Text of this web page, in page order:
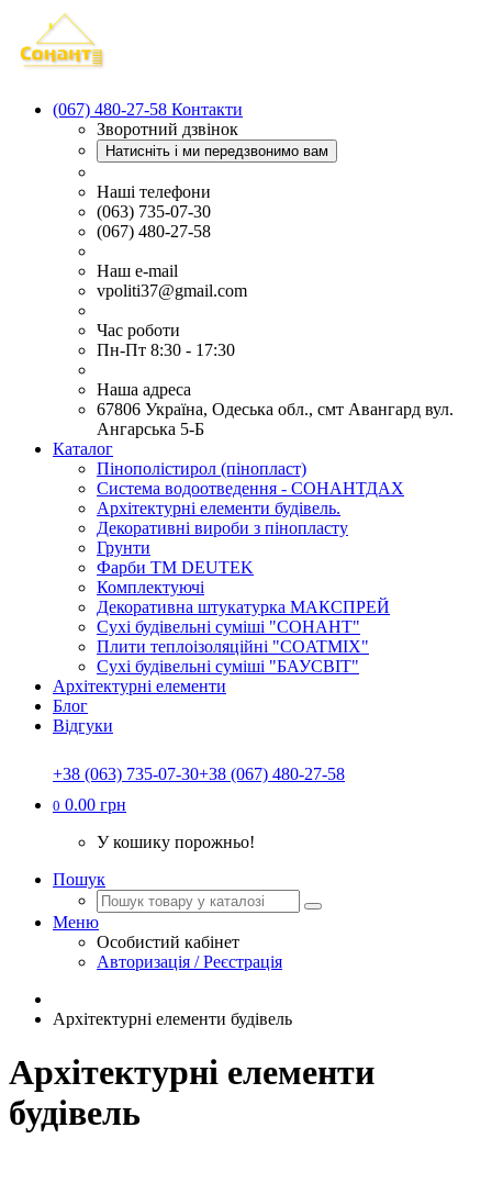
(067) 480-27-58 Контакти
Зворотний дзвінок
Натисніть і ми передзвонимо вам
Наші телефони
(063) 735-07-30
(067) 480-27-58
Наш e-mail
vpoliti37@gmail.com
Час роботи
Пн-Пт 8:30 - 17:30
Наша адреса
67806 Україна, Одеська обл., смт Авангард вул.
Ангарська 5-Б
Каталог
Пінополістирол (пінопласт)
Система водоотведення - СОНАНТДАХ
Архітектурні елементи будівель.
Декоративні вироби з пінопласту
Грунти
Фарби ТМ DEUTEK
Комплектуючі
Декоративна штукатурка МАКСПРЕЙ
Сухі будівельні суміші "СОНАНТ"
Плити теплоізоляційні "COATMIX"
Сухі будівельні суміші "БАУСВІТ"
Архітектурні елементи
Блог
Відгуки
+38 (063) 735-07-30+38 (067) 480-27-58
0 0.00 грн
У кошику порожньо!
Пошук
Меню
Особистий кабінет
Авторизація / Реєстрація
Архітектурні елементи будівель
Архітектурні елементи
будівель